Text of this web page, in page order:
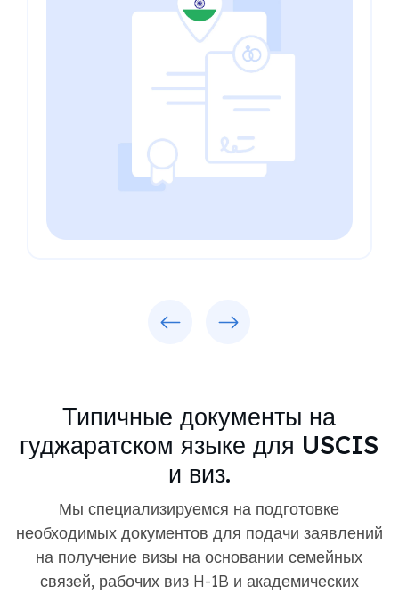
Типичные документы на
гуджаратском языке для USCIS
и виз.
Мы специализируемся на подготовке
необходимых документов для подачи заявлений
на получение визы на основании семейных
связей, рабочих виз H-1B и академических